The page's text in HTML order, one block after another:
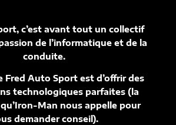
c’est avant tout un collectif
de l’informatique et de la
conduite.
Fred Auto Sport est d’offrir des
technologiques parfaites (la
Man nous appelle pour
demander conseil).